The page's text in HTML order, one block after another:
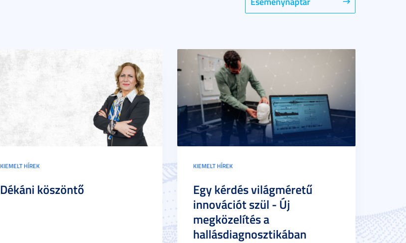
KIEMELT HÍREK
Dékáni köszöntő
KIEMELT HÍREK
Egy kérdés világméretű
innovációt szül - Új
megközelítés a
hallásdiagnosztikában